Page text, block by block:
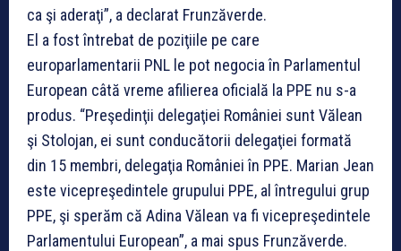
ca şi aderaţi”, a declarat Frunzăverde.
El a fost întrebat de poziţiile pe care
europarlamentarii PNL le pot negocia în Parlamentul
European câtă vreme afilierea oficială la PPE nu s-a
produs. “Preşedinţii delegaţiei României sunt Vălean
şi Stolojan, ei sunt conducătorii delegaţiei formată
din 15 membri, delegaţia României în PPE. Marian Jean
este vicepreşedintele grupului PPE, al întregului grup
PPE, şi sperăm că Adina Vălean va fi vicepreşedintele
Parlamentului European”, a mai spus Frunzăverde.